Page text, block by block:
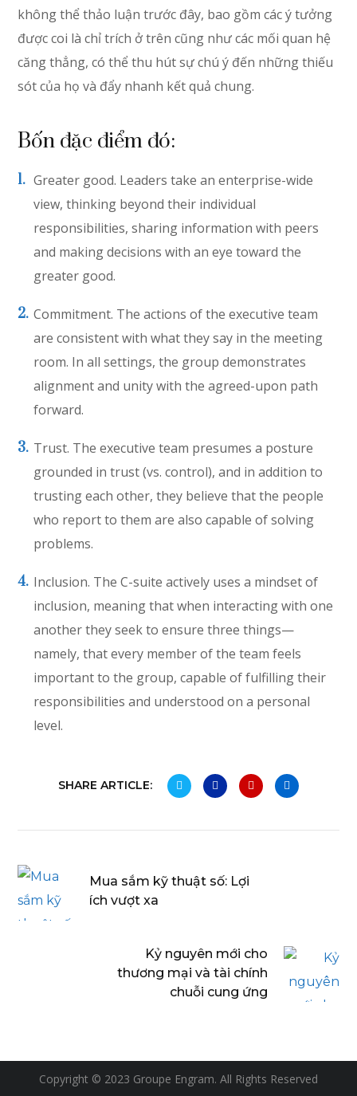
không thể thảo luận trước đây, bao gồm các ý tưởng
được coi là chỉ trích ở trên cũng như các mối quan hệ
căng thẳng, có thể thu hút sự chú ý đến những thiếu
sót của họ và đẩy nhanh kết quả chung.
Bốn đặc điểm đó:
Greater good. Leaders take an enterprise-wide
view, thinking beyond their individual
responsibilities, sharing information with peers
and making decisions with an eye toward the
greater good.
Commitment. The actions of the executive team
are consistent with what they say in the meeting
room. In all settings, the group demonstrates
alignment and unity with the agreed-upon path
forward.
Trust. The executive team presumes a posture
grounded in trust (vs. control), and in addition to
trusting each other, they believe that the people
who report to them are also capable of solving
problems.
Inclusion. The C-suite actively uses a mindset of
inclusion, meaning that when interacting with one
another they seek to ensure three things—
namely, that every member of the team feels
important to the group, capable of fulfilling their
responsibilities and understood on a personal
level.
SHARE ARTICLE:
Mua sắm kỹ thuật số: Lợi
ích vượt xa
Kỷ nguyên mới cho
thương mại và tài chính
chuỗi cung ứng
Copyright © 2023 Groupe Engram. All Rights Reserved